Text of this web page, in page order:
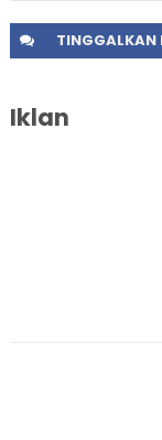
TINGGALKAN
Iklan